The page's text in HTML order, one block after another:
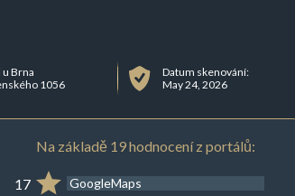
Brna
1056
Datum skenování:
May 24, 2026
Na základě 19 hodnocení z portálů:
17 GoogleMaps